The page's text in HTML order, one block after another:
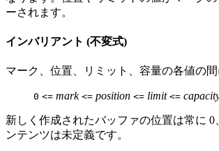
ーされます。
インバリアント (不変式)
マーク、位置、リミット、容量の各値の
0 <= mark <= position <= limit <=
新しく作成されたバッファの位置は常に
ンテンツは未定義です。